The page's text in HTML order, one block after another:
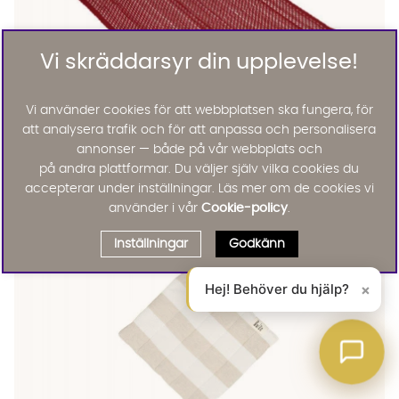
TINA Löpare 40x140 Röd Finns även i dessa färger:
TINA Löpare 40x140 Röd
TINA Löpare 40x140 Röd
TINA Löpare 40x140 Röd
TINA Löpare 40x140 Röd
Lägg till
Vi skräddarsyr din upplevelse!
Vi använder cookies för att webbplatsen ska fungera, för
att analysera trafik och för att anpassa och personalisera
annonser — både på vår webbplats och
på andra plattformar. Du väljer själv vilka cookies du
accepterar under inställningar. Läs mer om de cookies vi
använder i vår Cookie-policy.
Inställningar Godkänn
Hej! Behöver du hjälp? ×